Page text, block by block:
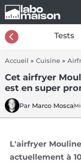
Aller
au
contenu
Tests
Accueil » Cuisine »
Cet airfryer
est en super
Par Marco Mosca
L'airfryer
actuellement à